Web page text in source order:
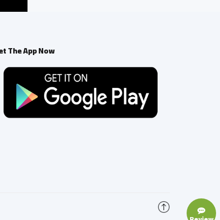
The App Now